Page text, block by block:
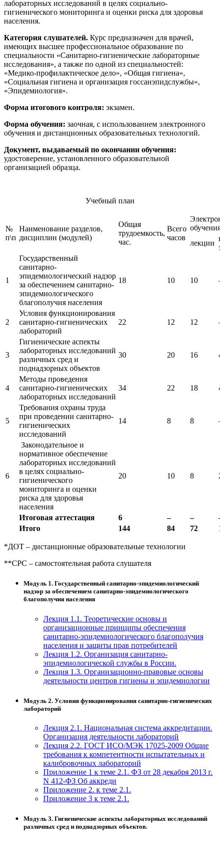
лабораторных исследований в целях социально-
гигиенического мониторинга и оценки риска для здоровья
населения.
Категория слушателей. Курс предназначен для врачей,
имеющих высшее профессиональное образование по
специальности «Санитарно-гигиенические лабораторные
исследования», а также по одной из специальностей:
«Медико-профилактическое дело», «Общая гигиена»,
«Социальная гигиена и организация госсанэпидслужбы»,
«Эпидемиология».
Форма итогового контроля: экзамен.
Форма обучения: заочная, с использованием электронного
обучения и дистанционных образовательных технологий.
Документ, выдаваемый по окончании обучения:
удостоверение, установленного образовательной
организацией образца.
Учебный план
№
п\п
Наименование разделов,
дисциплин (модулей)
Общая
трудоемкость,
час.
Всего
часов
лекции
1
Государственный
санитарно-
эпидемиологический надзор
за обеспечением санитарно-
эпидемиологического
благополучия населения
18 10 10
2
Условия функционирования
санитарно-гигиенических
лабораторий
22 12 12
3
Гигиенические аспекты
лабораторных исследований
различных сред и
поднадзорных объектов
30 20 16
4
Методы проведения
санитарно-гигиенических
лабораторных исследований
34 22 18
5
Требования охраны труда
при проведении санитарно-
гигиенических
исследований
14 8 8
6
Законодательное и
нормативное обеспечение
лабораторных исследований
в целях социально-
гигиенического
мониторинга и оценки
риска для здоровья
населения
20 10 8
Итоговая аттестация 6 – –
Итого
144 84 72
*ДОТ – дистанционные образовательные технологии
**СРС – самостоятельная работа слушателя
Модуль 1. Государственный санитарно-эпидемиологический
надзор за обеспечением санитарно-эпидемиологического
благополучия населения
Лекция 1.1. Теоретические основы и
организационные принципы обеспечения
санитарно-эпидемиологического благополучия
населения и защиты прав потребителей
Лекция 1.2. Организация санитарно-
эпидемиологической службы в России.
Лекция 1.3. Организационно-правовые основы
деятельности центров гигиены и эпидемиологии
Модуль 2. Условия функционирования санитарно-гигиенических
лабораторий
Лекция 2.1. Национальная система аккредитации.
Организация деятельности лабораторий
Лекция 2.2. ГОСТ ИСО/МЭК 17025-2009 Общие
требования к компетентности испытательных и
калибровочных лабораторий
Приложение 1 к теме 2.1. ФЗ от 28 декабря 2013 г.
N 412-ФЗ Об аккреди
Приложение 2. к теме 2.1.
Приложение 3 к теме 2.1.
Модуль 3. Гигиенические аспекты лабораторных исследований
различных сред и поднадзорных объектов.